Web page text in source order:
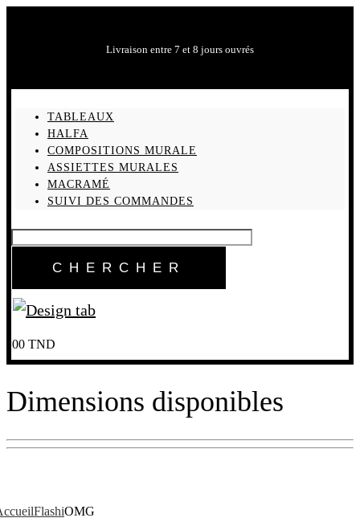
Livraison entre 7 et 8 jours ouvrés
TABLEAUX
HALFA
COMPOSITIONS MURALE
ASSIETTES MURALES
MACRAMÉ
SUIVI DES COMMANDES
00 TND
Dimensions disponibles
FlashiOMG